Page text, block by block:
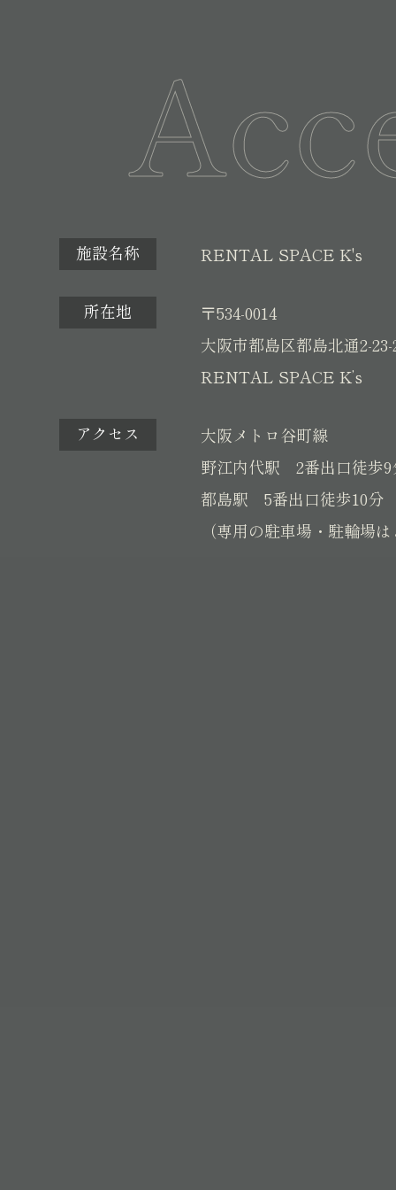
施設名称 RENTAL SPACE K's
所在地
〒534-0014
大阪市都島区都島北通2-
RENTAL SPACE K’s
アクセス
大阪メトロ谷町線
野江内代駅 2番出口徒歩9
都島駅 5番出口徒歩10分
（専用の駐車場・駐輪場